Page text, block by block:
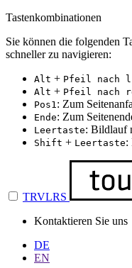
Tastenkombinationen
Sie können die folgenden
schneller zu navigieren:
Alt + Pfeil nach
Alt + Pfeil nach
Pos1: Zum
Ende: Zum
Leertaste: Bildlauf
Shift + Leertaste:
TRVLRS
Kontaktieren Sie uns
DE
EN